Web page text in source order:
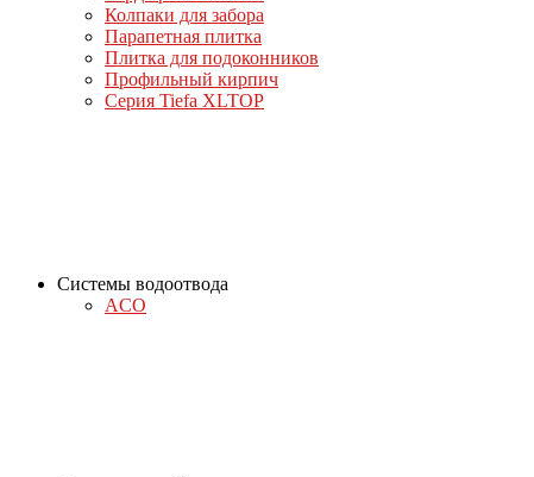
Колпаки для забора
Парапетная плитка
Плитка для подоконников
Профильный кирпич
Серия Tiefa XLTOP
Системы водоотвода
ACO